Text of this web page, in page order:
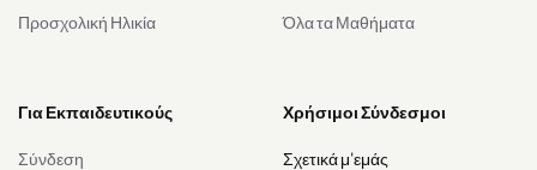
Προσχολική Ηλικία
Όλα τα Μαθήματα
Για Εκπαιδευτικούς
Σύνδεση
Χρήσιμοι Σύνδεσμοι
Σχετικά μ'εμάς